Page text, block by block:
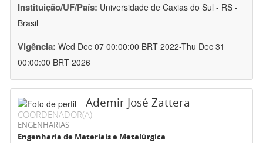
Instituição/UF/País: Universidade de Caxias do Sul - RS -
Brasil
Vigência: Wed Dec 07 00:00:00 BRT 2022-Thu Dec 31
00:00:00 BRT 2026
Ademir José Zattera
COORDENADOR(A)
ENGENHARIAS
Engenharia de Materiais e Metalúrgica